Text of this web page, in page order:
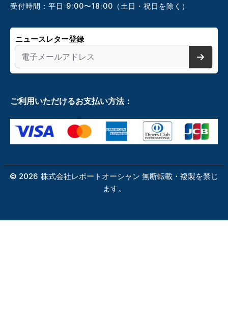
受付時間：平日 9:00〜18:00（土日・祝日を除く）
ニュースレター登録
ご利用いただけるお支払い方法：
© 2026 株式会社レポートオーシャン 無断転載・複製を禁じ
ます。